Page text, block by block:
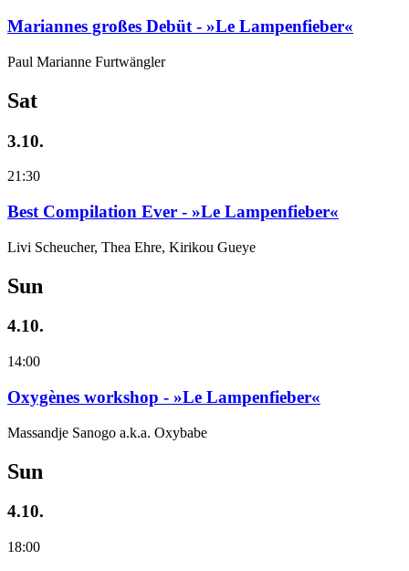
Mariannes großes Debüt - »Le Lampenfieber«
Paul Marianne Furtwängler
Sat
3.10.
21:30
Best Compilation Ever - »Le Lampenfieber«
Livi Scheucher, Thea Ehre, Kirikou Gueye
Sun
4.10.
14:00
Oxygènes workshop - »Le Lampenfieber«
Massandje Sanogo a.k.a. Oxybabe
Sun
4.10.
18:00